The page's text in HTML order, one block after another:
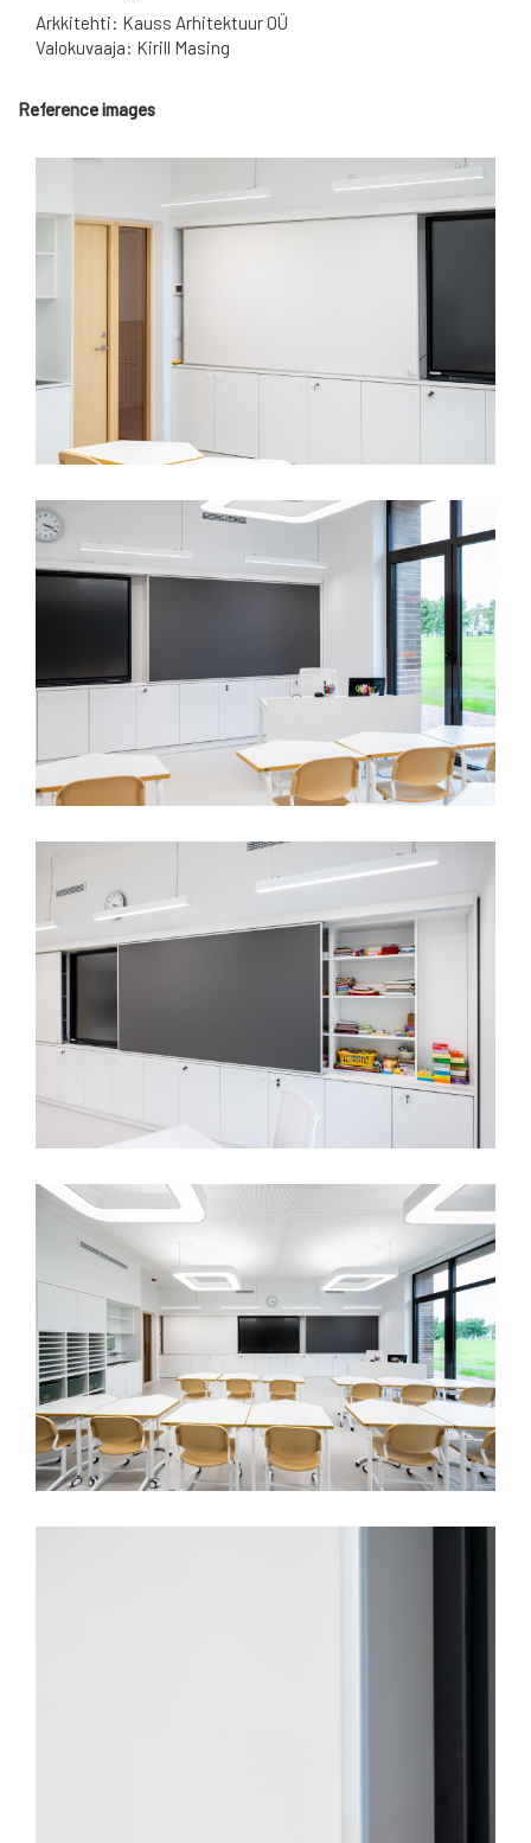
Arkkitehti: Kauss Arhitektuur OÜ
Valokuvaaja: Kirill Masing
Reference images